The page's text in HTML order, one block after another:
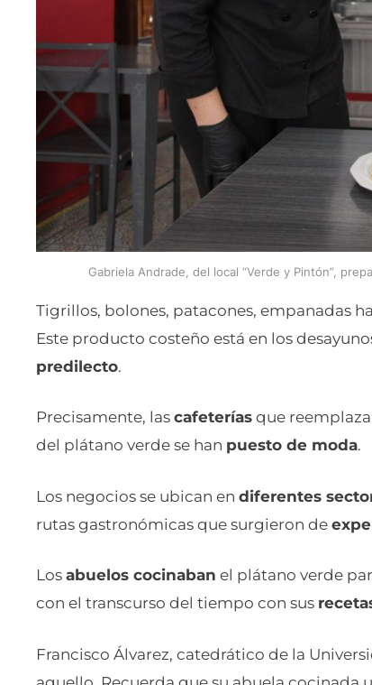
Gabriela Andrade, del local “Verde y Pintón”,
Tigrillos, bolones, patacones, empanadas
Este producto costeño está en los
predilecto.
Precisamente, las cafeterías que
del plátano verde se han puesto de moda.
Los negocios se ubican en diferentes
rutas gastronómicas que surgieron de
Los abuelos cocinaban el plátano verde
con el transcurso del tiempo con sus
Francisco Álvarez, catedrático de la